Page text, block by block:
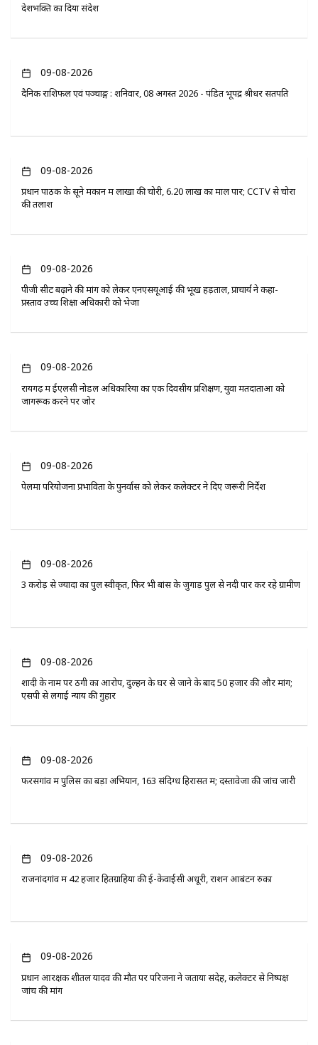
देशभक्ति का दिया संदेश
09-08-2026
दैनिक राशिफल एवं पञ्चाङ्ग : शनिवार, 08 अगस्त 2026 - पंडित भूपेंद्र श्रीधर सतपति
09-08-2026
प्रधान पाठक के सूने मकान में लाखों की चोरी, 6.20 लाख का माल पार; CCTV से चोरों
की तलाश
09-08-2026
पीजी सीट बढ़ाने की मांग को लेकर एनएसयूआई की भूख हड़ताल, प्राचार्य ने कहा-
प्रस्ताव उच्च शिक्षा अधिकारी को भेजा
09-08-2026
रायगढ़ में ईएलसी नोडल अधिकारियों का एक दिवसीय प्रशिक्षण, युवा मतदाताओं को
जागरूक करने पर जोर
09-08-2026
पेलमा परियोजना प्रभावितों के पुनर्वास को लेकर कलेक्टर ने दिए जरूरी निर्देश
09-08-2026
3 करोड़ से ज्यादा का पुल स्वीकृत, फिर भी बांस के जुगाड़ पुल से नदी पार कर रहे ग्रामीण
09-08-2026
शादी के नाम पर ठगी का आरोप, दुल्हन के घर से जाने के बाद 50 हजार की और मांग;
एसपी से लगाई न्याय की गुहार
09-08-2026
फरसगांव में पुलिस का बड़ा अभियान, 163 संदिग्ध हिरासत में; दस्तावेजों की जांच जारी
09-08-2026
राजनांदगांव में 42 हजार हितग्राहियों की ई-केवाईसी अधूरी, राशन आबंटन रुका
09-08-2026
प्रधान आरक्षक शीतल यादव की मौत पर परिजनों ने जताया संदेह, कलेक्टर से निष्पक्ष
जांच की मांग